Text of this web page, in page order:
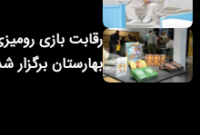
رقابت بازی
بهارستان برگزار